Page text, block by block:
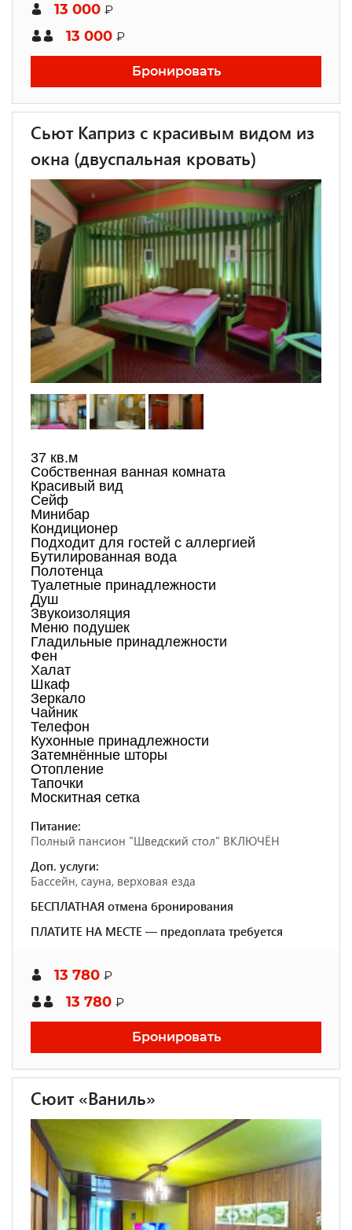
13 000 ₽
13 000 ₽
Бронировать
Сьют Каприз с красивым видом из
окна (двуспальная кровать)
37 кв.м
Собственная ванная комната
Красивый вид
Сейф
Минибар
Кондиционер
Подходит для гостей с аллергией
Бутилированная вода
Полотенца
Туалетные принадлежности
Душ
Звукоизоляция
Меню подушек
Гладильные принадлежности
Фен
Халат
Шкаф
Зеркало
Чайник
Телефон
Кухонные принадлежности
Затемнённые шторы
Отопление
Тапочки
Москитная сетка
Питание:
Полный пансион "Шведский стол" ВКЛЮЧЁН
Доп. услуги:
Бассейн, сауна, верховая езда
БЕСПЛАТНАЯ отмена бронирования
ПЛАТИТЕ НА МЕСТЕ — предоплата требуется
13 780 ₽
13 780 ₽
Бронировать
Сюит «Ваниль»